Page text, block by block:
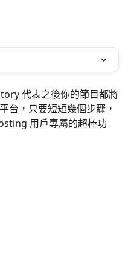
代表之後你的節目都將
台，只要短短幾個步驟，
用戶專屬的超棒功